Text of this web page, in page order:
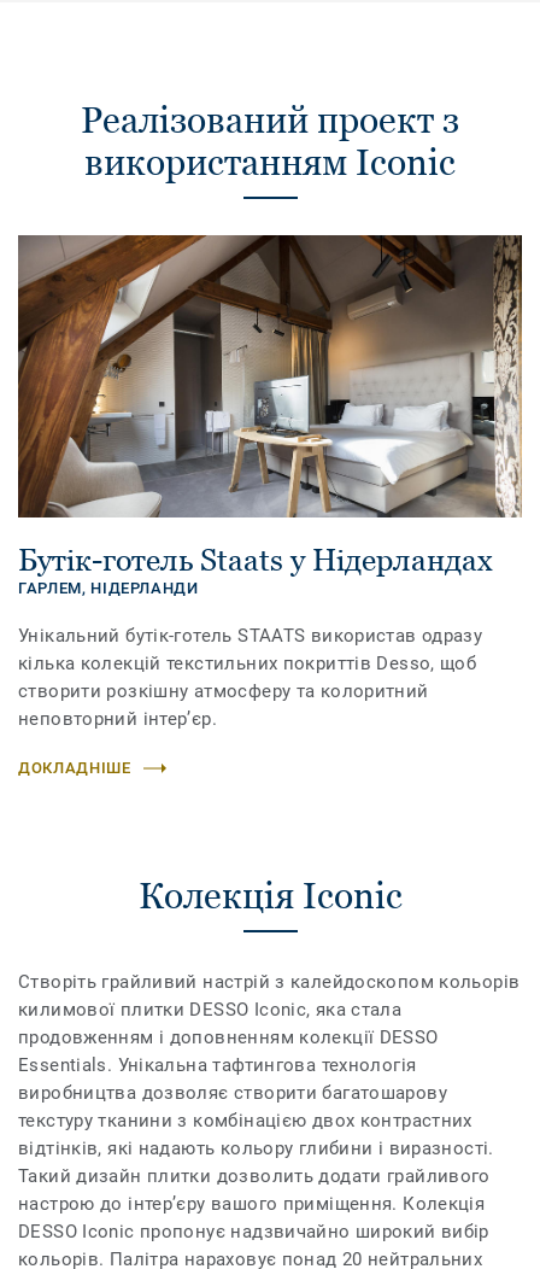
Реалізований проект з
використанням Iconic
Бутік-готель Staats у Нідерландах
ГАРЛЕМ, НІДЕРЛАНДИ
Унікальний бутік-готель STAATS використав одразу
кілька колекцій текстильних покриттів Desso, щоб
створити розкішну атмосферу та колоритний
неповторний інтер’єр.
ДОКЛАДНІШЕ
Колекція Iconic
Створіть грайливий настрій з калейдоскопом кольорів
килимової плитки DESSO Iconic, яка стала
продовженням і доповненням колекції DESSO
Essentials. Унікальна тафтингова технологія
виробництва дозволяє створити багатошарову
текстуру тканини з комбінацією двох контрастних
відтінків, які надають кольору глибини і виразності.
Такий дизайн плитки дозволить додати грайливого
настрою до інтер’єру вашого приміщення. Колекція
DESSO Iconic пропонує надзвичайно широкий вибір
кольорів. Палітра нараховує понад 20 нейтральних